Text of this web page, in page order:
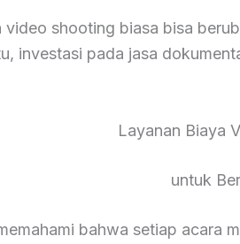
video shooting biasa bisa
investasi pada jasa
Layanan Biaya
untuk
bahwa setiap acara